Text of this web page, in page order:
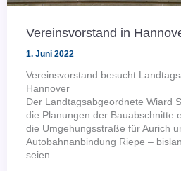
Vereinsvorstand in
1. Juni 2022
Vereinsvorstand besucht
Hannover
Der Landtagsabgeordnete Wiard
die Planungen der Bauabschnitte
die Umgehungsstraße für Aurich
Autobahnanbindung Riepe –
seien.